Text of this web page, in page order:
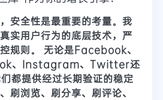
安全性是最重要的考量。 我
实用户行为的底层技术，严
规则。
无论是Facebook、
、Instagram、Twitter还
都提供经过长期验证的稳定
刷浏览、刷分享、刷评论、